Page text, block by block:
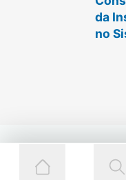
da
no